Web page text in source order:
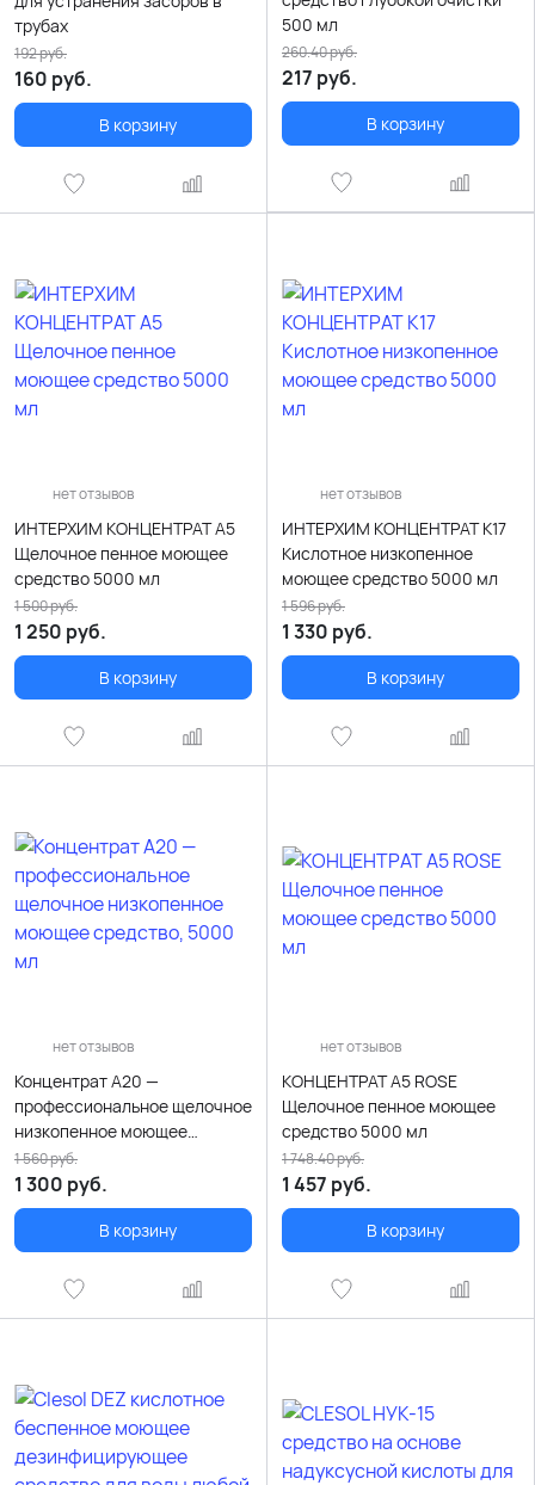
трубах
160 руб.
192руб.
В корзину
500 мл
217 руб.
260.40руб.
В корзину
нет отзывов
ИНТЕРХИМ КОНЦЕНТРАТ A5
Щелочное пенное моющее
средство 5000 мл
1 250 руб.
1 500руб.
В корзину
нет отзывов
ИНТЕРХИМ КОНЦЕНТРАТ K17
Кислотное низкопенное
моющее средство 5000 мл
1 330 руб.
1 596руб.
В корзину
нет отзывов
Концентрат A20 —
профессиональное щелочное
низкопенное моющее
средство, 5000 мл
1 300 руб.
1 560руб.
В корзину
нет отзывов
КОНЦЕНТРАТ A5 ROSE
Щелочное пенное моющее
средство 5000 мл
1 457 руб.
1 748.40руб.
В корзину